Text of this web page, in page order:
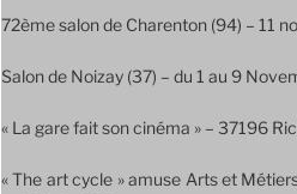
72ème salon de Charenton (94) – 11
Salon de Noizay (37) – du 1 au 9
« La gare fait son cinéma » – 37196
« The art cycle » amuse Arts et